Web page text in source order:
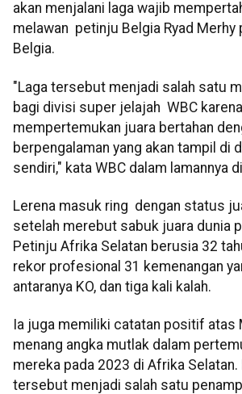
akan menjalani laga wajib
melawan petinju Belgia Ryad Merhy
Belgia.
"Laga tersebut menjadi salah satu
bagi divisi super jelajah WBC karena
mempertemukan juara bertahan
berpengalaman yang akan tampil di
sendiri," kata WBC dalam lamannya
Lerena masuk ring dengan status
setelah merebut sabuk juara dunia
Petinju Afrika Selatan berusia 32
rekor profesional 31 kemenangan
antaranya KO, dan tiga kali kalah.
Ia juga memiliki catatan positif atas
menang angka mutlak dalam
mereka pada 2023 di Afrika Selatan.
tersebut menjadi salah satu